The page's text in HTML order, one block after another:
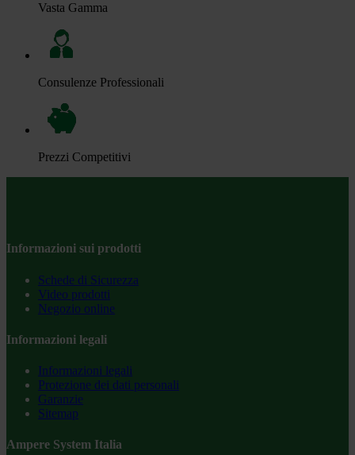
Vasta Gamma
Consulenze Professionali
Prezzi Competitivi
Informazioni sui prodotti
Schede di Sicurezza
Video prodotti
Negozio online
Informazioni legali
Informazioni legali
Protezione dei dati personali
Garanzie
Sitemap
Ampere System Italia